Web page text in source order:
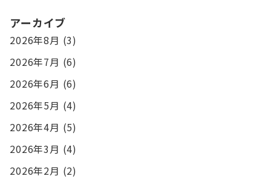
アーカイブ
2026年8月 (3)
2026年7月 (6)
2026年6月 (6)
2026年5月 (4)
2026年4月 (5)
2026年3月 (4)
2026年2月 (2)